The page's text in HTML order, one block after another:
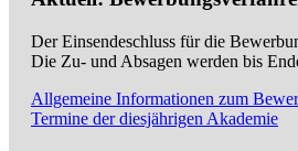
Der Einsendeschluss für die
Die Zu- und Absagen werden bis
Allgemeine Informationen zum
Termine der diesjährigen Akademie